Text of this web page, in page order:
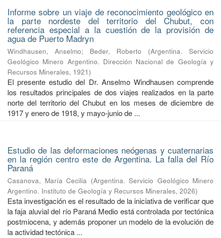
Informe sobre un viaje de reconocimiento geológico en
la parte nordeste del territorio del Chubut, con
referencia especial a la cuestión de la provisión de
agua de Puerto Madryn
Windhausen, Anselmo; Beder, Roberto (Argentina. Servicio
Geológico Minero Argentino. Dirección Nacional de Geología y
Recursos Minerales, 1921)
El presente estudio del Dr. Anselmo Windhausen comprende
los resultados principales de dos viajes realizados en la parte
norte del territorio del Chubut en los meses de diciembre de
1917 y enero de 1918, y mayo-junio de ...
Estudio de las deformaciones neógenas y cuaternarias
en la región centro este de Argentina. La falla del Río
Paraná
Casanova, María Cecilia (Argentina. Servicio Geológico Minero
Argentino. Instituto de Geología y Recursos Minerales, 2026)
Esta investigación es el resultado de la iniciativa de verificar que
la faja aluvial del río Paraná Medio está controlada por tectónica
postmiocena, y además proponer un modelo de la evolución de
la actividad tectónica ...